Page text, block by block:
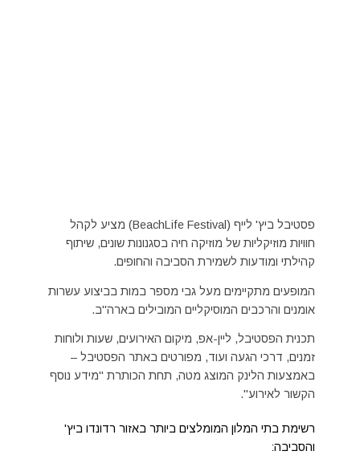
פסטיבל ביץ' לייף (BeachLife Festival) מציע לקהל
חוויות מוזיקליות של מוזיקה חיה בסגנונות שונים, שיתוף
קהילתי ומודעות לשמירת הסביבה והחופים.
המופעים מתקיימים מעל גבי מספר במות בביצוע עשרות
אומנים והרכבים המוסיקליים המובילים בארה"ב.
תכנית הפסטיבל, ליין-אפ, מיקום האירועים, שעות ולוחות
זמנים, דרכי הגעה ועוד, מפורטים באתר הפסטיבל –
באמצעות הלינק המוצג מטה, תחת הכותרת "מידע נוסף
הקשור לאירוע".
רשימת בתי המלון המומלצים ביותר באזור רדונדו ביץ'
והסביבה: